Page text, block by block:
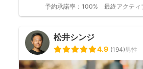
予約承諾率： 100% 最終アクティ
松井シンジ
4.9 (194)男性